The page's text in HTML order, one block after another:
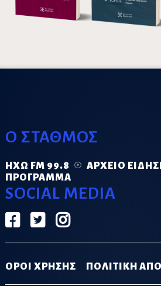
Ο ΣΤΑΘΜΟΣ
ΗΧΏ FM 99.8
ΑΡΧΕΊΟ
ΠΡΌΓΡΑΜΜΑ
SOCIAL MEDIA
ΟΡΟΙ ΧΡΗΣΗΣ ΠΟΛΙΤΙΚΗ